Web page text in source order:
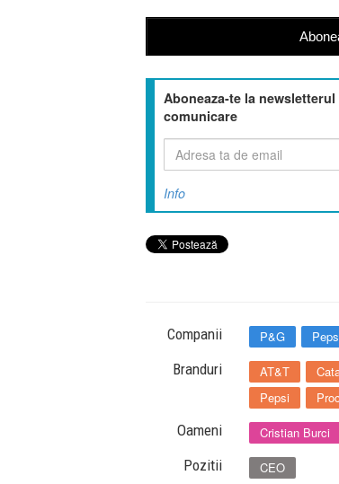
Aboneaza-te la
comunicare
Info
Companii P&G
Branduri AT&T
Pepsi
Oameni Cristian Burci
Pozitii CEO